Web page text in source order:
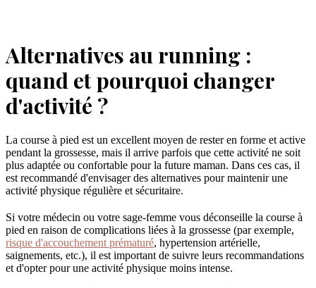
Alternatives au running :
quand et pourquoi changer
d'activité ?
La course à pied est un excellent moyen de rester en forme et active
pendant la grossesse, mais il arrive parfois que cette activité ne soit
plus adaptée ou confortable pour la future maman. Dans ces cas, il
est recommandé d'envisager des alternatives pour maintenir une
activité physique régulière et sécuritaire.
Si votre médecin ou votre sage-femme vous déconseille la course à
pied en raison de complications liées à la grossesse (par exemple,
risque d'accouchement prématuré, hypertension artérielle,
saignements, etc.), il est important de suivre leurs recommandations
et d'opter pour une activité physique moins intense.